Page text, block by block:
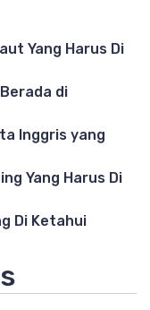
Yang Harus Di
di
Inggris yang
Yang Harus Di
Di Ketahui